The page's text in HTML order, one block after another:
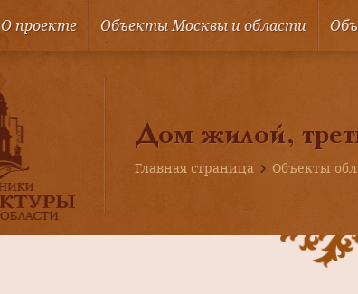
О проекте Объекты Москвы и области
Дом жилой,
Главная страница Объекты